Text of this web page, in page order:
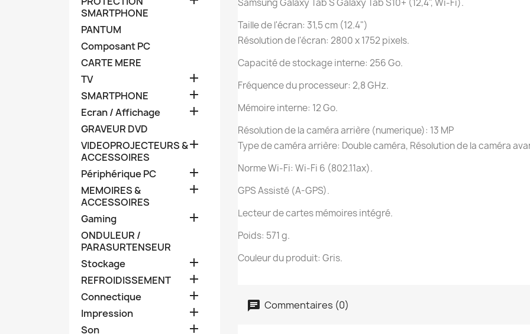
SMARTPHONE
PANTUM
Composant PC
CARTE MERE
TV

SMARTPHONE 
Ecran / Affichage 
GRAVEUR DVD
VIDEOPROJECTEURS &
ACCESSOIRES

Périphérique PC 
MEMOIRES &
ACCESSOIRES

Gaming 
ONDULEUR /
PARASURTENSEUR
Stockage

REFROIDISSEMENT 
Connectique 
Impression 
Son 
Samsung Galaxy Tab S Galaxy Tab S10+ (12,4", Wi-Fi).
Taille de l'écran: 31,5 cm (12.4")
Résolution de l'écran: 2800 x 1752 pixels.
Capacité de stockage interne: 256 Go.
Fréquence du processeur: 2,8 GHz.
Mémoire interne: 12 Go.
Résolution de la caméra arrière (numerique): 13 MP
Type de caméra arrière: Double caméra, Résolution de la caméra
Norme Wi-Fi: Wi-Fi 6 (802.11ax).
GPS Assisté (A-GPS).
Lecteur de cartes mémoires intégré.
Poids: 571 g.
Couleur du produit: Gris.
Commentaires (0)